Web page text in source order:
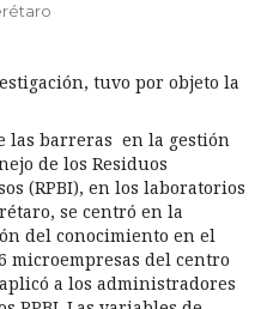
tuvo por objeto la
las barreras en la gestión
de los Residuos
(RPBI), en los laboratorios
se centró en la
del conocimiento en el
microempresas del centro
a los administradores